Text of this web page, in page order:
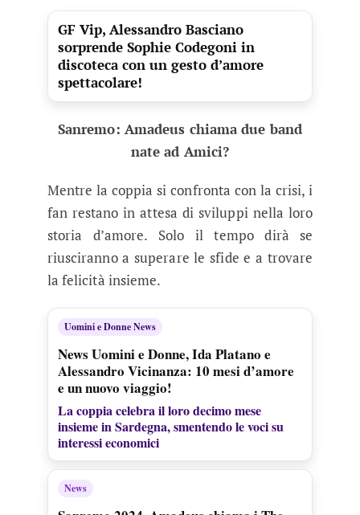
GF Vip, Alessandro Basciano
sorprende Sophie Codegoni in
discoteca con un gesto d’amore
spettacolare!
Sanremo: Amadeus chiama due band
nate ad Amici?
Mentre la coppia si confronta con la crisi, i
fan restano in attesa di sviluppi nella loro
storia d’amore. Solo il tempo dirà se
riusciranno a superare le sfide e a trovare
la felicità insieme.
Uomini e Donne News
News Uomini e Donne, Ida Platano e
Alessandro Vicinanza: 10 mesi d’amore
e un nuovo viaggio!
La coppia celebra il loro decimo mese
insieme in Sardegna, smentendo le voci su
interessi economici
News